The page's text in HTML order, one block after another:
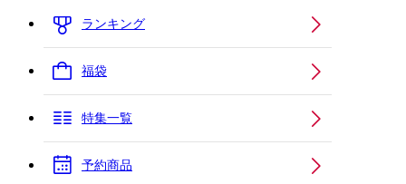
ランキング
福袋
特集一覧
予約商品